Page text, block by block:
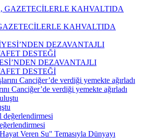
KAHVALTIDA
DEZAVANTAJLI
DESTEĞİ
Canciğer’de verdiği yemekte ağırladı